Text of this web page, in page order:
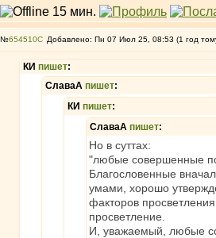
№654510 Добавлено: Пн 07 Июл 25, 08:53 (1 год
КИ пишет:
СлаваА пишет:
КИ пишет:
СлаваА пишет:
Но в суттах:
"любые совершенные
Благословенные
умами, хорошо
факторов
просветление.
И, уважаемый, любые